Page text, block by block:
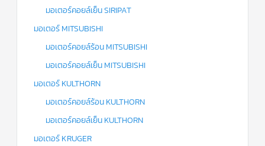
มอเตอร์คอยล์เย็น SIRIPAT
มอเตอร์ MITSUBISHI
มอเตอร์คอยล์ร้อน MITSUBISHI
มอเตอร์คอยล์เย็น MITSUBISHI
มอเตอร์ KULTHORN
มอเตอร์คอยล์ร้อน KULTHORN
มอเตอร์คอยล์เย็น KULTHORN
มอเตอร์ KRUGER